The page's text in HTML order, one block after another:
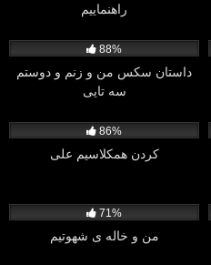
راهنماییم
88%
داستان سكس من و زنم و دوستم
سه تايى
86%
کردن همکلاسیم علی
71%
من و خاله ی شهوتیم